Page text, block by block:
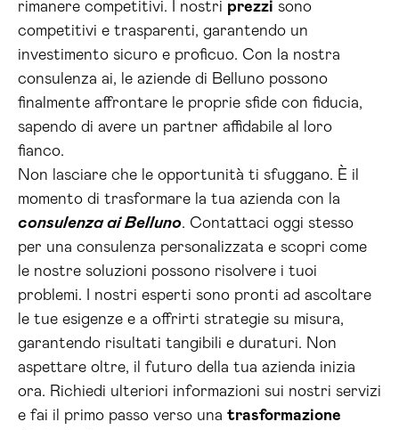
rimanere competitivi. I nostri prezzi sono
competitivi e trasparenti, garantendo un
investimento sicuro e proficuo. Con la nostra
consulenza ai, le aziende di Belluno possono
finalmente affrontare le proprie sfide con fiducia,
sapendo di avere un partner affidabile al loro
fianco.
Non lasciare che le opportunità ti sfuggano. È il
momento di trasformare la tua azienda con la
consulenza ai Belluno. Contattaci oggi stesso
per una consulenza personalizzata e scopri come
le nostre soluzioni possono risolvere i tuoi
problemi. I nostri esperti sono pronti ad ascoltare
le tue esigenze e a offrirti strategie su misura,
garantendo risultati tangibili e duraturi. Non
aspettare oltre, il futuro della tua azienda inizia
ora. Richiedi ulteriori informazioni sui nostri servizi
e fai il primo passo verso una trasformazione